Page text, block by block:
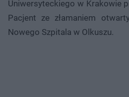
Uniwersyteckiego w Krakowie
Pacjent ze złamaniem
Nowego Szpitala w Olkuszu.